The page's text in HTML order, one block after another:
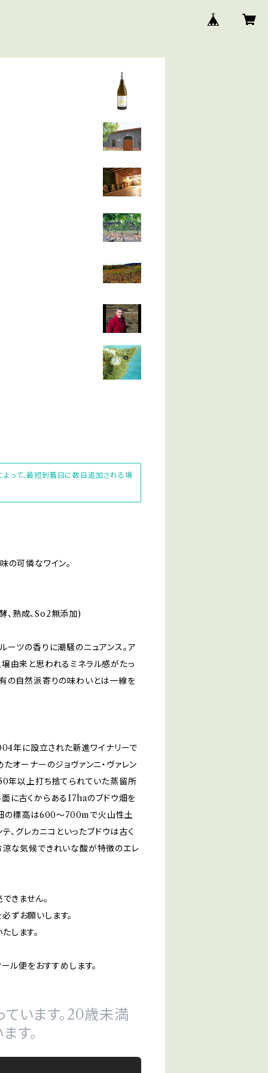
って、最短到着日に数日追加される場
の可憐なワイン。
、熟成、So2無添加)
ーツの香りに潮騒のニュアンス。ア
由来と思われるミネラル感がたっ
の自然派寄りの味わいとは一線を
年に設立された新進ワイナリーで
オーナーのジョヴァンニ・ヴァレン
年以上打ち捨てられていた蒸留所
に古くからある17haのブドウ畑を
の標高は600～700mで火山性土
テ、グレカニコといったブドウは古く
涼な気候できれいな酸が特徴のエレ
きません。
ずお願いします。
ます。
便をおすすめします。
います。20歳未満
す。